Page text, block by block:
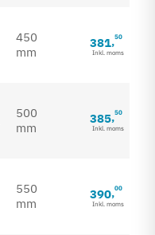
450
mm
381,50
Inkl. moms
500
mm
385,50
Inkl. moms
550
mm
390,00
Inkl. moms